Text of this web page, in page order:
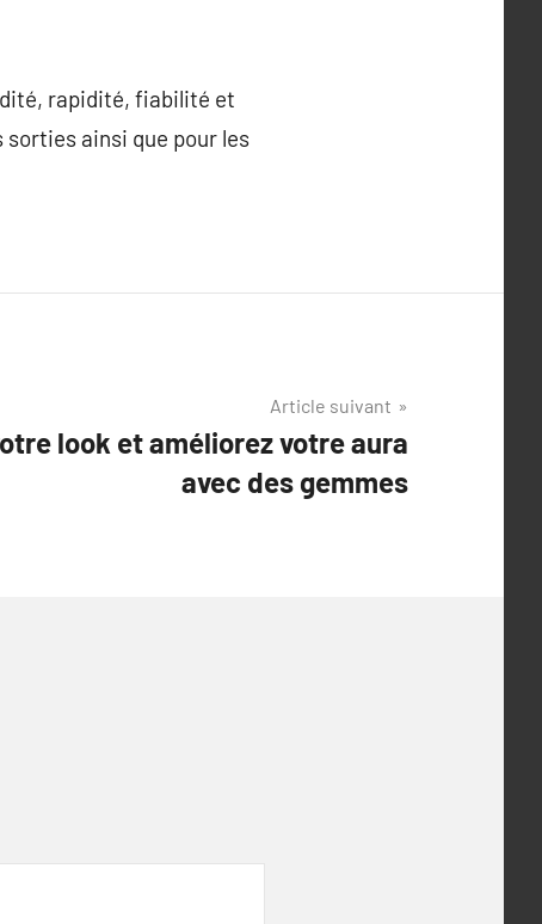
rapidité, fiabilité et
ainsi que pour les
Article suivant
look et améliorez votre aura
avec des gemmes